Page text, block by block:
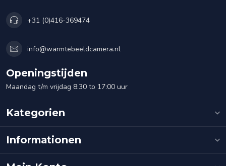
+31 (0)416-369474
info@warmtebeeldcamera.nl
Openingstijden
Maandag t/m vrijdag 8:30 to 17:00 uur
Kategorien
Informationen